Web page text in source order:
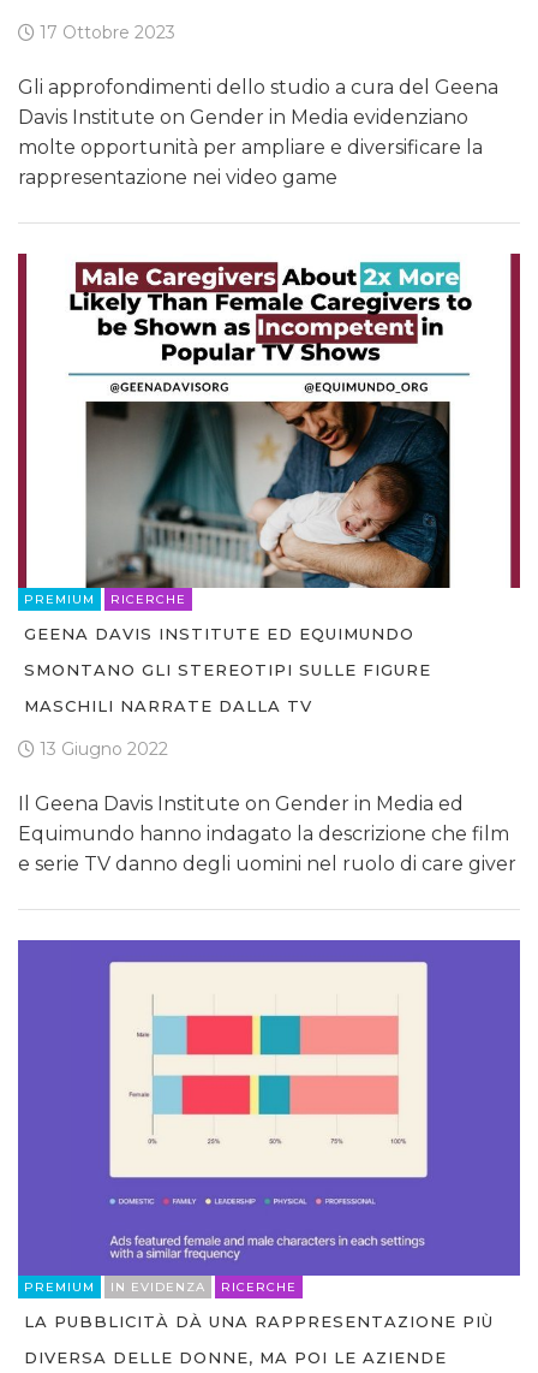
17 Ottobre 2023
Gli approfondimenti dello studio a cura del Geena
Davis Institute on Gender in Media evidenziano
molte opportunità per ampliare e diversificare la
rappresentazione nei video game
PREMIUM RICERCHE
GEENA DAVIS INSTITUTE ED EQUIMUNDO
SMONTANO GLI STEREOTIPI SULLE FIGURE
MASCHILI NARRATE DALLA TV
13 Giugno 2022
Il Geena Davis Institute on Gender in Media ed
Equimundo hanno indagato la descrizione che film
e serie TV danno degli uomini nel ruolo di care giver
PREMIUM IN EVIDENZA RICERCHE
LA PUBBLICITÀ DÀ UNA RAPPRESENTAZIONE PIÙ
DIVERSA DELLE DONNE, MA POI LE AZIENDE